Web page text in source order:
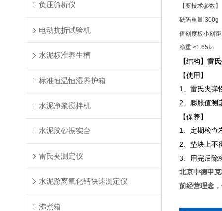
负压筛析仪
电动抗折试验机
水泥标准养生槽
标准恒温恒湿养护箱
水泥净浆搅拌机
水泥胶砂振实台
雷氏夹测定仪
水泥游离氧化钙快速测定仪
沸煮箱
【要技术参数】
砝码重量 300g
值刻度板小刻
净重 ≈1.65㎏
【结构】 雷
【使用】
1、雷氏夹弹
2、膨胀值测
【保养】
1、定期检查
2、垫块上不
3、用完后除
北京中德申
前经营理念